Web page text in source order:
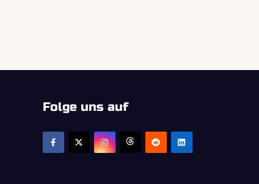
Folge uns auf